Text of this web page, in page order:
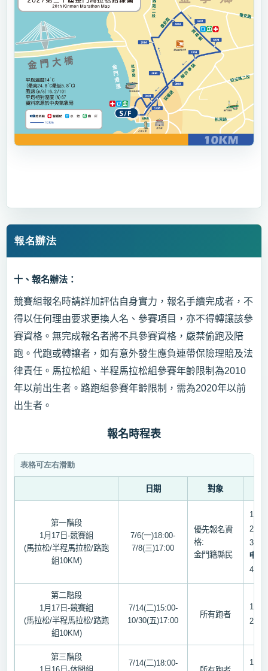
報名辦法
十、報名辦法：
競賽組報名時請詳加評估自身實力，報名手續完成者，不
得以任何理由要求更換人名、參賽項目，亦不得轉讓該參
賽資格。無完成報名者將不具參賽資格，嚴禁偷跑及陪
跑。代跑或轉讓者，如有意外發生應負連帶保險理賠及法
律責任。馬拉松組、半程馬拉松組參賽年齡限制為2010
年以前出生者。路跑組參賽年齡限制，需為2020年以前
出生者。
報名時程表
日期 對象
第一階段
1 月 17 日 -競賽組
(馬拉松/半程馬拉松/路跑
組 10KM)
7/6(一)18:00-
7/8(三)17:00
優先報名資
格:
金門籍縣民
1
2
3
申退
4
第二階段
1 月 17 日 -競賽組
(馬拉松/半程馬拉松/路跑
組 10KM)
7/14(二)15:00-
10/30(五)17:00
所有跑者
1
2
第三階段
7/14(二)18:00-
1